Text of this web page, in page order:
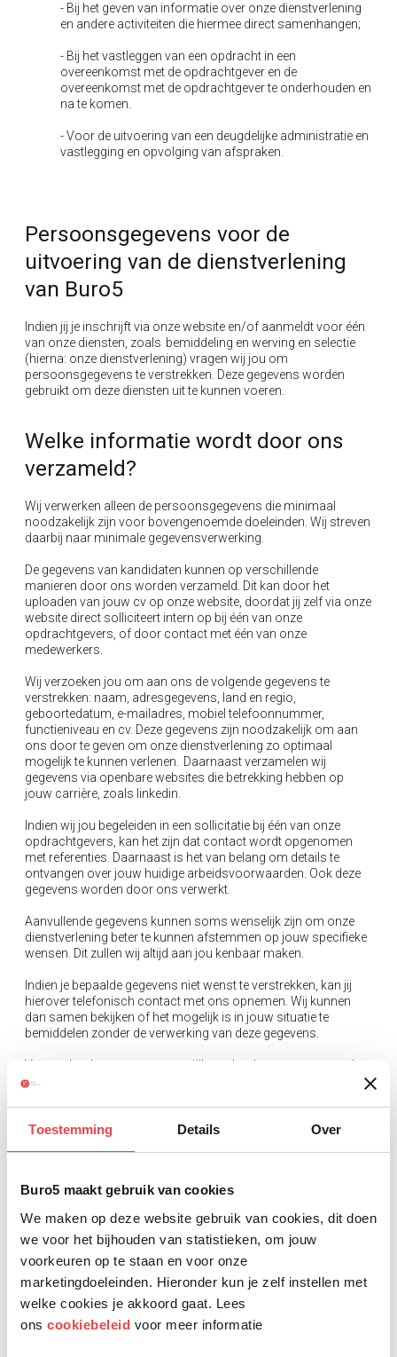
Toestemming Details Over
Buro5 maakt gebruik van cookies
We maken op deze website gebruik van cookies, dit doen
we voor het bijhouden van statistieken, om jouw
voorkeuren op te staan en voor onze
marketingdoeleinden. Hieronder kun je zelf instellen met
welke cookies je akkoord gaat. Lees
ons cookiebeleid voor meer informatie
- Bij het geven van informatie over onze dienstverlening
en andere activiteiten die hiermee direct samenhangen;
- Bij het vastleggen van een opdracht in een
overeenkomst met de opdrachtgever en de
overeenkomst met de opdrachtgever te onderhouden en
na te komen.
- Voor de uitvoering van een deugdelijke administratie en
vastlegging en opvolging van afspraken.
Persoonsgegevens voor de
uitvoering van de dienstverlening
van Buro5
Indien jij je inschrijft via onze website en/of aanmeldt voor één
van onze diensten, zoals bemiddeling en werving en selectie
(hierna: onze dienstverlening) vragen wij jou om
persoonsgegevens te verstrekken. Deze gegevens worden
gebruikt om deze diensten uit te kunnen voeren.
Welke informatie wordt door ons
verzameld?
Wij verwerken alleen de persoonsgegevens die minimaal
noodzakelijk zijn voor bovengenoemde doeleinden. Wij streven
daarbij naar minimale gegevensverwerking.
De gegevens van kandidaten kunnen op verschillende
manieren door ons worden verzameld. Dit kan door het
uploaden van jouw cv op onze website, doordat jij zelf via onze
website direct solliciteert intern op bij één van onze
opdrachtgevers, of door contact met één van onze
medewerkers.
Wij verzoeken jou om aan ons de volgende gegevens te
verstrekken: naam, adresgegevens, land en regio,
geboortedatum, e-mailadres, mobiel telefoonnummer,
functieniveau en cv. Deze gegevens zijn noodzakelijk om aan
ons door te geven om onze dienstverlening zo optimaal
mogelijk te kunnen verlenen. Daarnaast verzamelen wij
gegevens via openbare websites die betrekking hebben op
jouw carrière, zoals linkedin
Indien wij jou begeleiden in een sollicitatie bij één van onze
opdrachtgevers, kan het zijn dat contact wordt opgenomen
met referenties. Daarnaast is het van belang om details te
ontvangen over jouw huidige arbeidsvoorwaarden. Ook deze
gegevens worden door ons verwerkt.
Aanvullende gegevens kunnen soms wenselijk zijn om onze
dienstverlening beter te kunnen afstemmen op jouw specifieke
wensen. Dit zullen wij altijd aan jou kenbaar maken.
Indien je bepaalde gegevens niet wenst te verstrekken, kan jij
hierover telefonisch contact met ons opnemen. Wij kunnen
dan samen bekijken of het mogelijk is in jouw situatie te
bemiddelen zonder de verwerking van deze gegevens.
Van opdrachtgevers en potentiële opdrachtgevers verzamelen
wij de naam, adres, kantoor gegevens, e-mail adres,
gemaakte afspraken.
Toestemming
Jouw persoonsgegevens verzamelen wij op basis van jouw
uitdrukkelijk verleende toestemming, wanneer wij daar wettelijk
toe verplicht zijn of indien de verwerking noodzakelijk is voor
de behartiging van onze gerechtvaardigde belangen. Uiteraard
heb jij het recht om verleende toestemming op ieder moment in
te trekken. De intrekking van jouw toestemming heeft geen
invloed op de rechtmatigheid van de verwerking van jouw
persoonsgegevens voor deze intrekking.